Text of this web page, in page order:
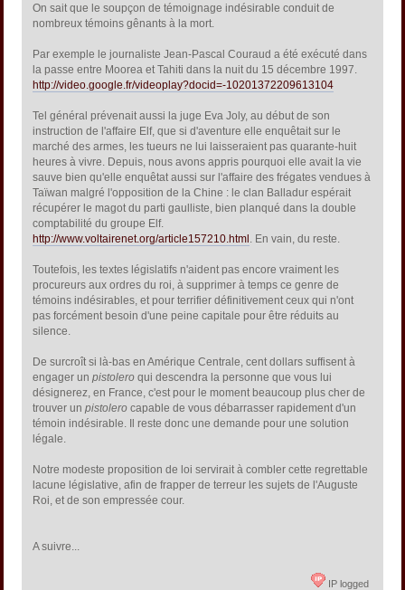
On sait que le soupçon de témoignage indésirable conduit de
nombreux témoins gênants à la mort.
Par exemple le journaliste Jean-Pascal Couraud a été exécuté dans
la passe entre Moorea et Tahiti dans la nuit du 15 décembre 1997.
http://video.google.fr/videoplay?docid=-10201372209613104
Tel général prévenait aussi la juge Eva Joly, au début de son
instruction de l'affaire Elf, que si d'aventure elle enquêtait sur le
marché des armes, les tueurs ne lui laisseraient pas quarante-huit
heures à vivre. Depuis, nous avons appris pourquoi elle avait la vie
sauve bien qu'elle enquêtat aussi sur l'affaire des frégates vendues à
Taïwan malgré l'opposition de la Chine : le clan Balladur espérait
récupérer le magot du parti gaulliste, bien planqué dans la double
comptabilité du groupe Elf.
http://www.voltairenet.org/article157210.html . En vain, du reste.
Toutefois, les textes législatifs n'aident pas encore vraiment les
procureurs aux ordres du roi, à supprimer à temps ce genre de
témoins indésirables, et pour terrifier définitivement ceux qui n'ont
pas forcément besoin d'une peine capitale pour être réduits au
silence.
De surcroît si là-bas en Amérique Centrale, cent dollars suffisent à
engager unpistolero qui descendra la personne que vous lui
désignerez, en France, c'est pour le moment beaucoup plus cher de
trouver unpistolero capable de vous débarrasser rapidement d'un
témoin indésirable. Il reste donc une demande pour une solution
légale.
Notre modeste proposition de loi servirait à combler cette regrettable
lacune législative, afin de frapper de terreur les sujets de l'Auguste
Roi, et de son empressée cour.
A suivre...
IP logged